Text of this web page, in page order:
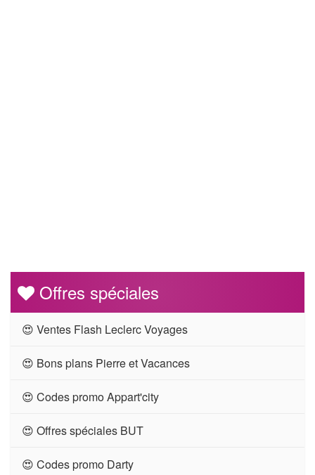
Offres spéciales
😍 Ventes Flash Leclerc Voyages
😍 Bons plans Pierre et Vacances
😍 Codes promo Appart'city
😍 Offres spéciales BUT
😍 Codes promo Darty